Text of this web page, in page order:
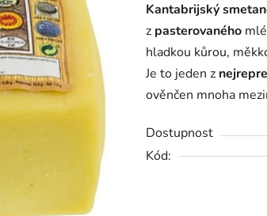
je
0,0
z
5
hvězdiček.
Kantabrijský
z pasterovaného
hladkou kůrou,
Je to jeden z
ověnčen mnoha
Dostupnost
Kód: